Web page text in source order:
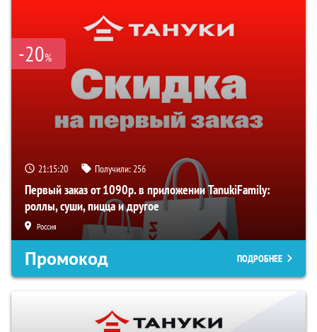
-20%
21:15:19 Получили:256
Первый заказ от 1090р. в приложении TanukiFamily:
роллы, суши, пицца и другое
Россия
Промокод ПОДРОБНЕЕ